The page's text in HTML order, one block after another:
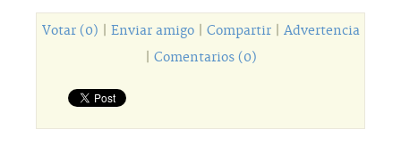
Votar (0) Enviar amigo| Compartir| Advertencia
Comentarios (0)